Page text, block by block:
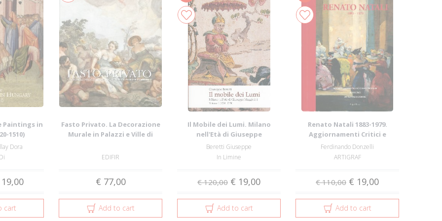
Paintings in
1510)
Dora
cart
Fasto Privato. La Decorazione
Murale in Palazzi e Ville di
EDIFIR
€ 77,00
Add to cart
Il Mobile dei Lumi. Milano
nell'Età di Giuseppe
Maggiolini. Vol....
Beretti Giuseppe
In Limine
€ 120,00 € 19,00
Add to cart
Renato Natali 1883-1979.
Aggiornamenti Critici e
Documentari con ...
Ferdinando Donzelli
ARTIGRAF
€ 110,00 € 19,00
Add to cart